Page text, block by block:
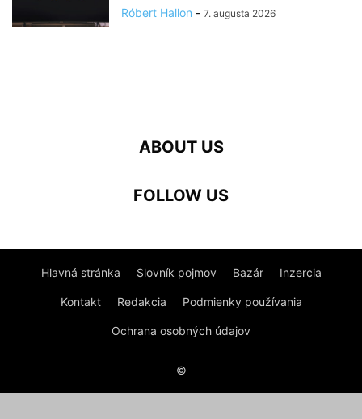
Róbert Hallon - 7. augusta 2026
ABOUT US
FOLLOW US
Hlavná stránka Slovník pojmov Bazár Inzercia
Kontakt Redakcia Podmienky používania
Ochrana osobných údajov
©